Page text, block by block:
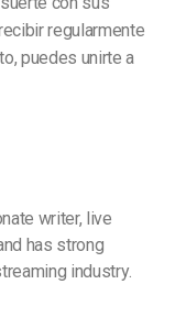
regularmente
puedes unirte a
writer, live
has strong
industry.